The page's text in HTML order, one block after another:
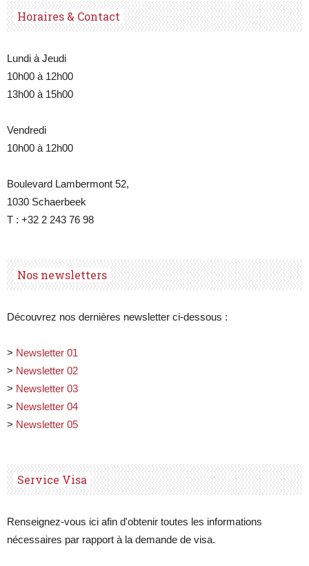
Horaires & Contact
Lundi à Jeudi
10h00 à 12h00
13h00 à 15h00
Vendredi
10h00 à 12h00
Boulevard Lambermont 52,
1030 Schaerbeek
T : +32 2 243 76 98
Nos newsletters
Découvrez nos dernières newsletter ci-dessous :
> Newsletter 01
> Newsletter 02
> Newsletter 03
> Newsletter 04
> Newsletter 05
Service Visa
Renseignez-vous ici afin d'obtenir toutes les informations
nécessaires par rapport à la demande de visa.